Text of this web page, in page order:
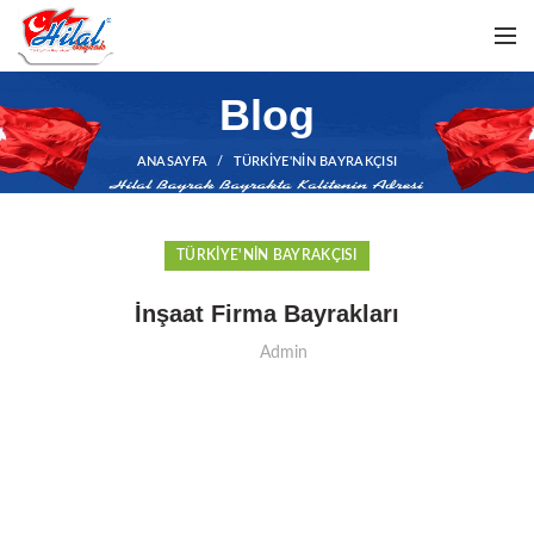
Blog
ANASAYFA TÜRKIYE'NIN BAYRAKÇISI
TÜRKIYE'NIN BAYRAKÇISI
İnşaat Firma Bayrakları
Admin